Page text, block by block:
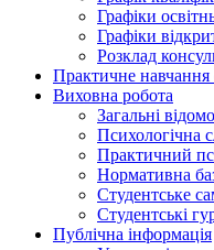
Графіки
Графіки
Розклад
Практичне навчання
Виховна робота
Загальні
Психологічна
Практичний
Нормативна
Студентське
Студентські
Публічна інформація